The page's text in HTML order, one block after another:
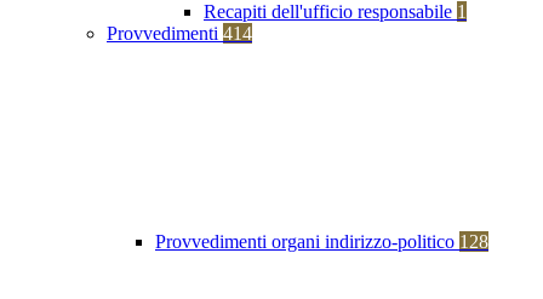
Recapiti dell'ufficio responsabile 1
Provvedimenti 414
Provvedimenti organi indirizzo-politico 128